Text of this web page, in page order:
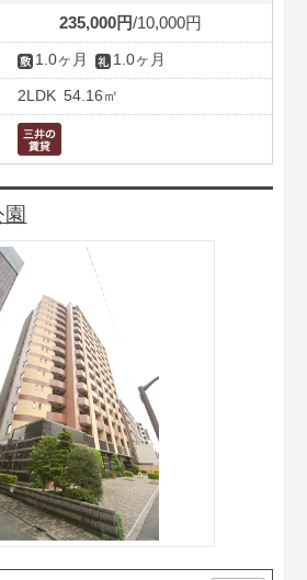
235,000円 10,000円
1.0ヶ月 1.0ヶ月
2LDK 54.16㎡